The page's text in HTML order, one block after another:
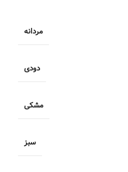
مردانه
دودی
مشکی
سبز